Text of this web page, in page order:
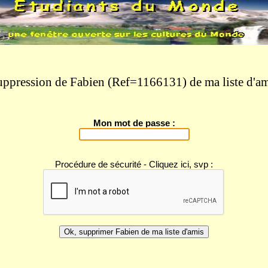
de Fabien (Ref=1166131) de ma liste
Mon mot de passe :
Procédure de sécurité - Cliquez ici, svp :